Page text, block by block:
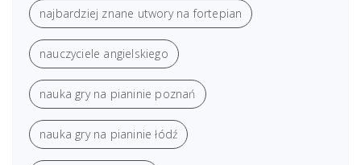
najbardziej znane utwory na fortepian
nauczyciele angielskiego
nauka gry na pianinie poznań
nauka gry na pianinie łódź